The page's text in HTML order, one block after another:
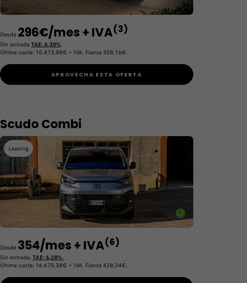
Desde 296€/mes + IVA(3)
Sin entradaTAE: 6,30%.
Última cuota: 10.473,88€ + IVA. Fianza 358,16€.
APROVECHA ESTA OFERTA
Scudo Combi
Leasing
Desde 354/mes + IVA(6)
Sin entrada.TAE: 6,28%.
Última cuota: 16.675,38€ + IVA. Fianza 428,34€.